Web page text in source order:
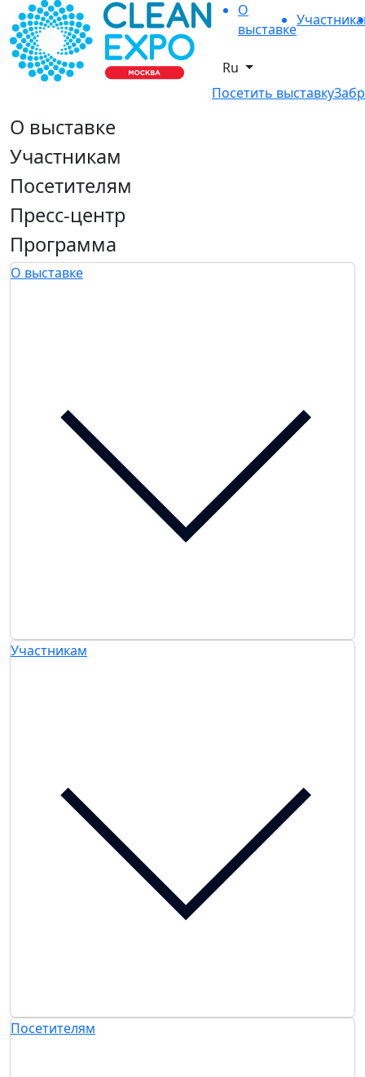
О
выставке
Ru
Посетить выставку
О выставке
Участникам
Посетителям
Пресс-центр
Программа
О выставке
Участникам
Посетителям